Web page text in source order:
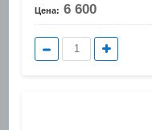
Цена: 6 600